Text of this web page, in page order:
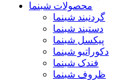
محصولات شبنما
گردنبند شبنما
دستبند شبنما
پیکسل شبنما
دکوراتیو شبنما
فندک شبنما
ظروف شبنما